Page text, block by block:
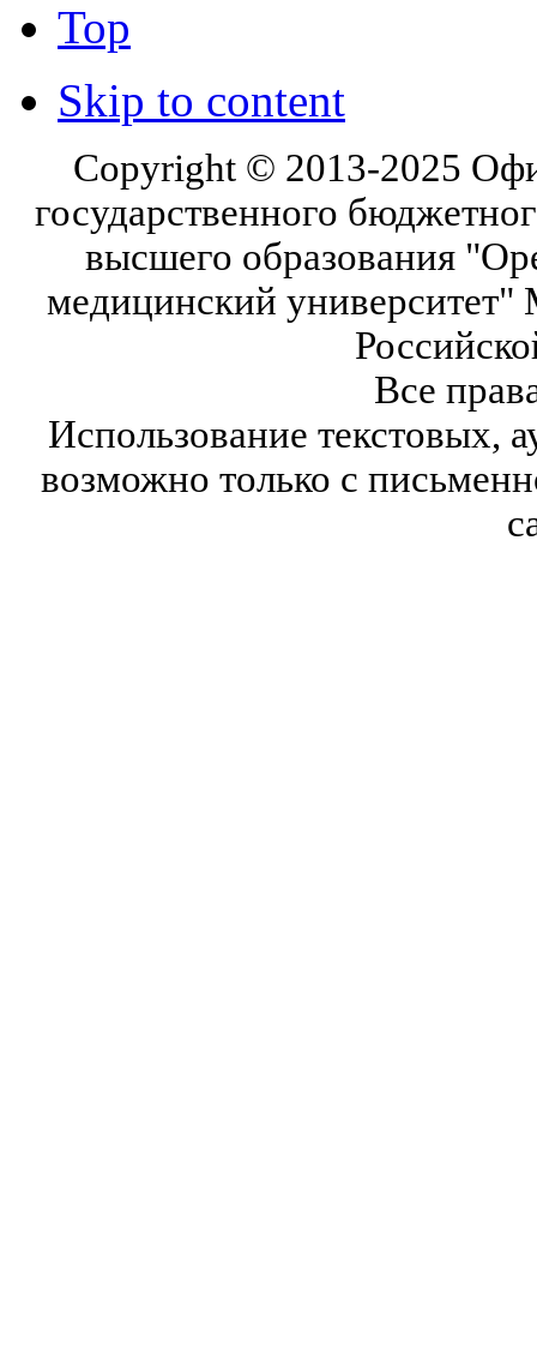
Top
Skip to content
Copyright © 2013-2025
государственного
высшего образования
медицинский университет"
Все
Использование текстовых,
возможно только с